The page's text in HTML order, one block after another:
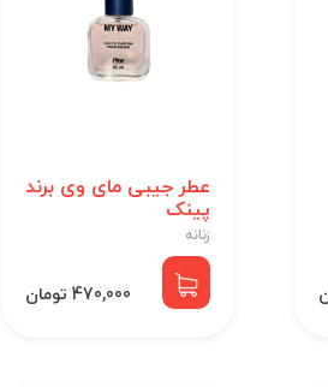
عطر جیبی مای وی برند
پینک
زنانه
470,000 تومان